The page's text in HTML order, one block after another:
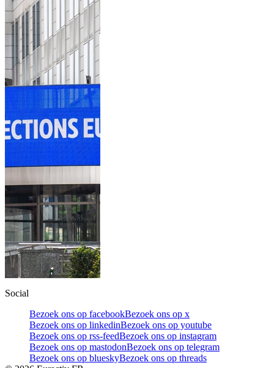
Social
Bezoek ons op facebookBezoek ons op x
Bezoek ons op linkedinBezoek ons op youtube
Bezoek ons op rss-feedBezoek ons op instagram
Bezoek ons op mastodonBezoek ons op telegram
Bezoek ons op blueskyBezoek ons op threads